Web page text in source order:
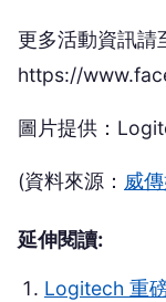
更多活動資訊請
https://
圖片提供：
(資料來源： 威
延伸閱讀:
Logitech 重